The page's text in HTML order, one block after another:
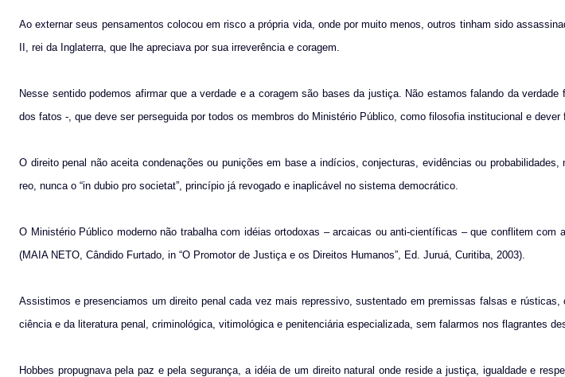
Ao externar seus pensamentos colocou em risco a própria vida, onde por muito menos, outros tinham sido
II, rei da Inglaterra, que lhe apreciava por sua irreverência e coragem.
Nesse sentido podemos afirmar que a verdade e a coragem são bases da justiça. Não estamos falando da
dos fatos -, que deve ser perseguida por todos os membros do Ministério Público, como filosofia institucional e dever
O direito penal não aceita condenações ou punições em base a indícios, conjecturas, evidências ou
reo, nunca o “in dubio pro societat”, princípio já revogado e inaplicável no sistema democrático.
O Ministério Público moderno não trabalha com idéias ortodoxas – arcaicas ou anti-científicas – que conflitem com
(MAIA NETO, Cândido Furtado, in “O Promotor de Justiça e os Direitos Humanos”, Ed. Juruá, Curitiba, 2003).
Assistimos e presenciamos um direito penal cada vez mais repressivo, sustentado em premissas falsas e rústicas,
ciência e da literatura penal, criminológica, vitimológica e penitenciária especializada, sem falarmos nos flagrantes
Hobbes propugnava pela paz e pela segurança, a idéia de um direito natural onde reside a justiça, igualdade e